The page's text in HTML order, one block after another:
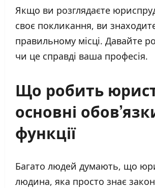
Якщо ви розглядаєте
своє покликання, ви
правильному місці. Давайте
чи це справді ваша професія.
Що робить
основні
функції
Багато людей думають, що
людина, яка просто знає